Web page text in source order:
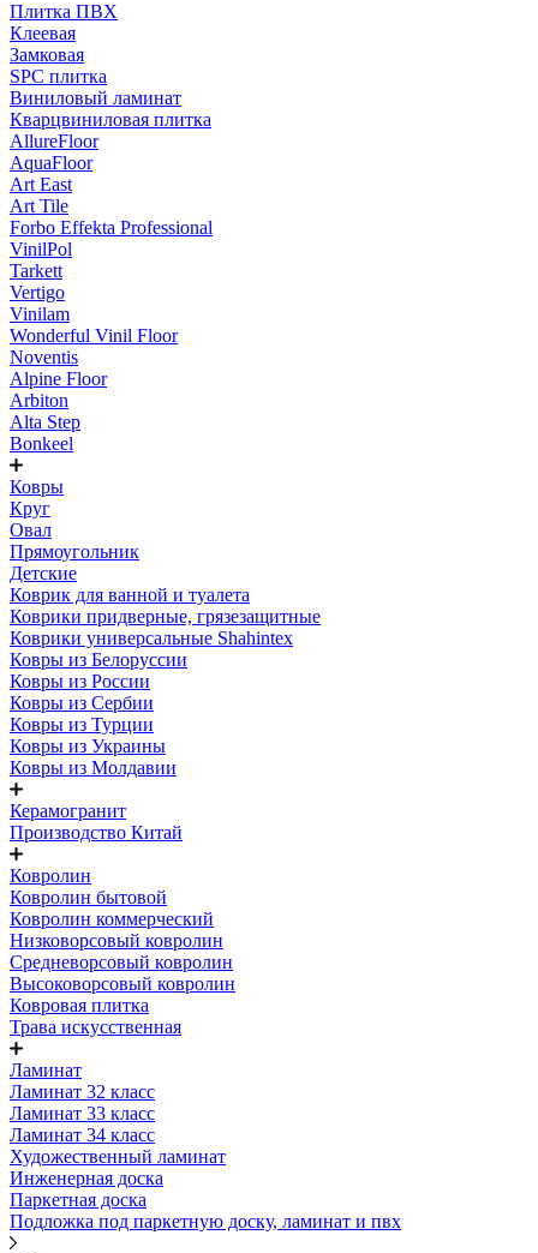
Плитка ПВХ
Клеевая
Замковая
SPC плитка
Виниловый ламинат
Кварцвиниловая плитка
AllureFloor
AquaFloor
Art East
Art Tile
Forbo Effekta Professional
VinilPol
Tarkett
Vertigo
Vinilam
Wonderful Vinil Floor
Noventis
Alpine Floor
Arbiton
Alta Step
Bonkeel
Ковры
Круг
Овал
Прямоугольник
Детские
Коврик для ванной и туалета
Коврики придверные, грязезащитные
Коврики универсальные Shahintex
Ковры из Белоруссии
Ковры из России
Ковры из Сербии
Ковры из Турции
Ковры из Украины
Ковры из Молдавии
Керамогранит
Производство Китай
Ковролин
Ковролин бытовой
Ковролин коммерческий
Низковорсовый ковролин
Средневорсовый ковролин
Высоковорсовый ковролин
Ковровая плитка
Трава искусственная
Ламинат
Ламинат 32 класс
Ламинат 33 класс
Ламинат 34 класс
Художественный ламинат
Инженерная доска
Паркетная доска
Подложка под паркетную доску, ламинат и пвх